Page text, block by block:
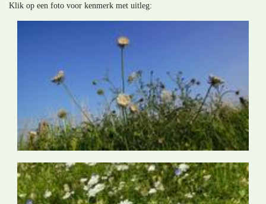
Klik op een foto voor kenmerk met uitleg: